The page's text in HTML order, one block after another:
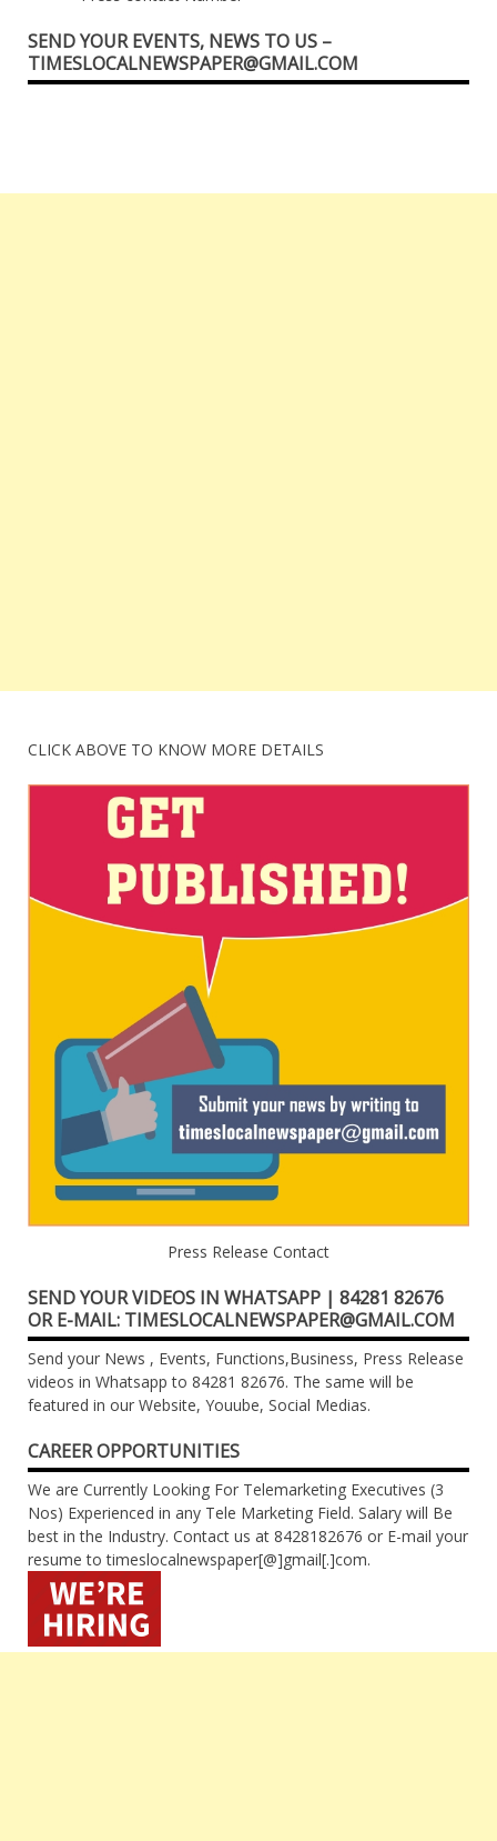
SEND YOUR EVENTS, NEWS TO US –
TIMESLOCALNEWSPAPER@GMAIL.COM
CLICK ABOVE TO KNOW MORE DETAILS
Press Release Contact
SEND YOUR VIDEOS IN WHATSAPP | 84281 82676
OR E-MAIL: TIMESLOCALNEWSPAPER@GMAIL.COM
Send your News , Events, Functions,Business, Press Release
videos in Whatsapp to 84281 82676. The same will be
featured in our Website, Youube, Social Medias.
CAREER OPPORTUNITIES
We are Currently Looking For Telemarketing Executives (3
Nos) Experienced in any Tele Marketing Field. Salary will Be
best in the Industry. Contact us at 8428182676 or E-mail your
resume to timeslocalnewspaper[@]gmail[.]com.